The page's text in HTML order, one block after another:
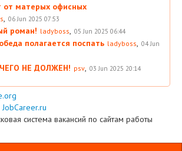
от матерых офисных
06 Jun 2025 07:53
роман! ladyboss 05 Jun 2025 06:44
полагается поспать ladyboss
04 Jun
НЕ ДОЛЖЕН! psv 03 Jun 2025 20:14
система вакансий по сайтам работы